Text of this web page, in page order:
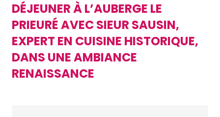
DÉJEUNER À L’AUBERGE LE
PRIEURÉ AVEC SIEUR SAUSIN,
EXPERT EN CUISINE HISTORIQUE,
DANS UNE AMBIANCE
RENAISSANCE